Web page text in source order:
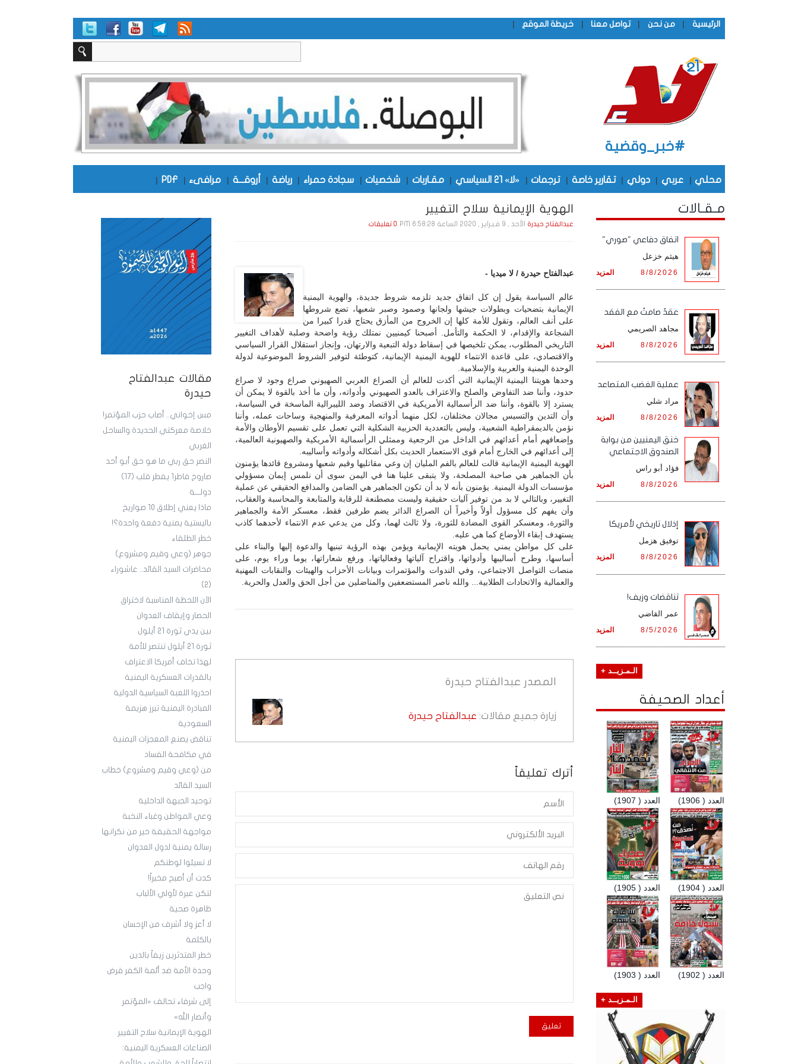
الرئيسية | من نحن | تواصل معنا | خريطة الموقع |
#خبر_وقضية
محلي | عربي | دولي | تقارير خاصة | ترجمات | «لا» 21 السياسي | مقـاربات | شخصيات | سجادة حمراء | رياضة | أروقـــة | مرافىء |
PDF
|
مقالات عبدالفتاح
حيدرة
مس إخواني.. أصاب حزب المؤتمر!
خلاصة معركتي الحديدة والساحل
الغربي
النصر حق ربي ما هو حق أبو أحد
صاروخ فاطر1 يفطر قلب (17)
دولـــة
ماذا يعني إطلاق 10 صواريخ
باليستية يمنية دفعة واحدة؟!
خطر الطلقاء
جوهر (وعي وقيم ومشروع)
محاضرات السيد القائد.. عاشوراء
(2)
الآن اللحظة المناسبة لاختراق
الحصار وإيقاف العدوان
بين يدي ثورة 21 أيلول
ثورة 21 أيلول تنتصر للأمة
لهذا تخاف أمريكا الاعتراف
بالقدرات العسكرية اليمنية
احذروا اللعبة السياسية الدولية
المبادرة اليمنية تبرز هزيمة
السعودية
تناقض يصنع المعجزات اليمنية
في مكافحة الفساد
من (وعي وقيم ومشروع) خطاب
السيد القائد
توحيد الجبهة الداخلية
وعي المواطن وغباء النخبة
مواجهة الحقيقة خير من نكرانها
رسالة يمنية لدول العدوان
لا تسيئوا لوطنكم
كدت أن أصبح مخبراً!
لتكن عبرة لأولي الألباب
ظاهرة صحية
لا أعز ولا أشرف من الإحسان
بالكلمة
خطر المتدثرين زيفاً بالدين
وحدة الأمة ضد أئمة الكفر فرض
واجب
إلى شرفاء تحالف «المؤتمر
وأنصار الله»
الهوية الإيمانية سلاح التغيير
الصناعات العسكرية اليمنية:
الهوية الإيمانية سلاح التغيير
عبدالفتاح حيدرة الأحد , 9 فـبـرايـر , 2020 الساعة 6:58:28 PM 0 تعليقات
عبدالفتاح حيدرة / لا ميديا -
عالم السياسة يقول إن كل اتفاق جديد تلزمه شروط جديدة، والهوية اليمنية
الإيمانية بتضحيات وبطولات جيشها ولجانها وصمود وصبر شعبها، تضع شروطها
على أنف العالم، وتقول للأمة كلها إن الخروج من المأزق يحتاج قدرا كبيرا من
الشجاعة والإقدام، لا الحكمة والتأمل. أصبحنا كيمنيين نمتلك رؤية واضحة وصلبة لأهداف التغيير
التاريخي المطلوب، يمكن تلخيصها في إسقاط دولة التبعية والارتهان، وإنجاز استقلال القرار السياسي
والاقتصادي، على قاعدة الانتماء للهوية اليمنية الإيمانية، كتوطئة لتوفير الشروط الموضوعية لدولة
الوحدة اليمنية والعربية والإسلامية.
وحدها هويتنا اليمنية الإيمانية التي أكدت للعالم أن الصراع العربي الصهيوني صراع وجود لا صراع
حدود، وأننا ضد التفاوض والصلح والاعتراف بالعدو الصهيوني وأدواته، وأن ما أخذ بالقوة لا يمكن أن
يسترد إلا بالقوة، وأننا ضد الرأسمالية الأمريكية في الاقتصاد وضد الليبرالية الماسخة في السياسة،
وأن التدين والتسيس مجالان مختلفان، لكل منهما أدواته المعرفية والمنهجية وساحات عمله، وأننا
نؤمن بالديمقراطية الشعبية، وليس بالتعددية الحزبية الشكلية التي تعمل على تقسيم الأوطان والأمة
وإضعافهم أمام أعدائهم في الداخل من الرجعية وممثلي الرأسمالية الأمريكية والصهيونية العالمية،
إلى أعدائهم في الخارج أمام قوى الاستعمار الحديث بكل أشكاله وأدواته وأساليبه.
الهوية اليمنية الإيمانية قالت للعالم بالفم المليان إن وعي مقاتليها وقيم شعبها ومشروع قائدها يؤمنون
بأن الجماهير هي صاحبة المصلحة، ولا يتبقى علينا هنا في اليمن سوى أن نلمس إيمان مسؤولي
مؤسسات الدولة اليمنية. يؤمنون بأنه لا بد أن تكون الجماهير هي الضامن والمدافع الحقيقي عن عملية
التغيير، وبالتالي لا بد من توفير آليات حقيقية وليست مصطنعة للرقابة والمتابعة والمحاسبة والعقاب،
وأن يفهم كل مسؤول أولاً وأخيراً أن الصراع الدائر يضم طرفين فقط، معسكر الأمة والجماهير
والثورة، ومعسكر القوى المضادة للثورة، ولا ثالث لهما، وكل من يدعي عدم الانتماء لأحدهما كاذب
يستهدف إبقاء الأوضاع كما هي عليه.
على كل مواطن يمني يحمل هويته الإيمانية ويؤمن بهذه الرؤية تبنيها والدعوة إليها والبناء على
أساسها، وطرح أساليبها وأدواتها، واقتراح آلياتها وفعالياتها، ورفع شعاراتها، يوما وراء يوم، على
منصات التواصل الاجتماعي، وفي الندوات والمؤتمرات وبيانات الأحزاب والهيئات والنقابات المهنية
والعمالية والاتحادات الطلابية... والله ناصر المستضعفين والمناضلين من أجل الحق والعدل والحرية.
المصدر عبدالفتاح حيدرة
زيارة جميع مقالات: عبدالفتاح حيدرة
أترك تعليقاً
مـقـالات
اتفاق دفاعي "صوري"
هيثم خزعل
المزيد 8/8/2026
عقدٌ صامتٌ مع الفقد
مجاهد الصريمي
المزيد 8/8/2026
‏عملية الغضب المتصاعد
مراد شلي
المزيد 8/8/2026
خنق اليمنيين من بوابة
الصندوق الاجتماعي
فؤاد أبو راس
المزيد 8/8/2026
إذلال تاريخي لأمريكا
توفيق هزمل
المزيد 8/8/2026
تناقضات وزيف!
عمر القاضي
المزيد 8/5/2026
الـمـزيــد +
أعداد الصحيفة
العدد ( 1907) العدد ( 1906)
العدد ( 1905) العدد ( 1904)
العدد ( 1903) العدد ( 1902)
الـمـزيــد +